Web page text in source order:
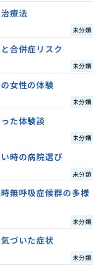
療法
未分類
合併症リスク
未分類
女性の体験
未分類
た体験談
未分類
時の病院選び
未分類
無呼吸症候群の多様
未分類
づいた症状
未分類